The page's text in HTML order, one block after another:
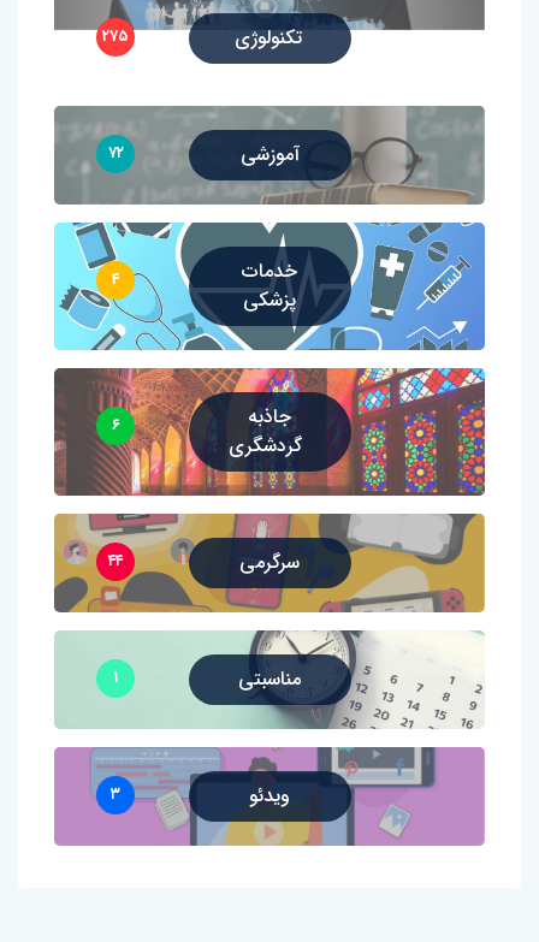
تکنولوژی ۲۷۵
آموزشی ۷۲
خدمات
پزشکی
۴
جاذبه
گردشگری
۶
سرگرمی ۴۴
مناسبتی ۱
ویدئو ۳